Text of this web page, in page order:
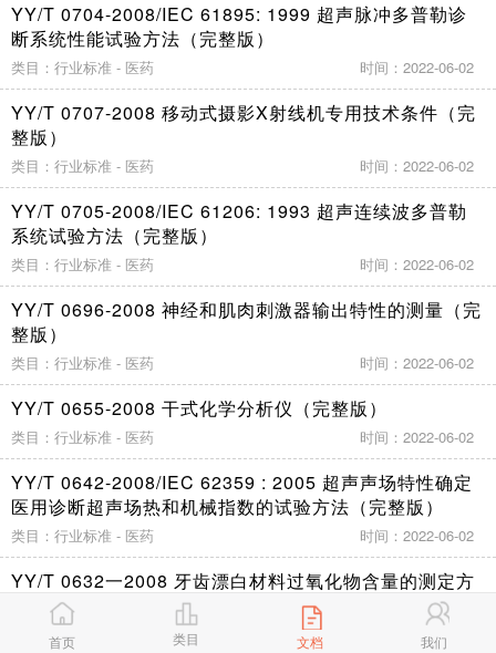
YY/T 0704-2008/IEC 61895: 1999 超声脉冲多普勒诊
断系统性能试验方法（完整版）
类目：行业标准 - 医药 时间：2022-06-02
YY/T 0707-2008 移动式摄影X射线机专用技术条件（完
整版）
类目：行业标准 - 医药 时间：2022-06-02
YY/T 0705-2008/IEC 61206: 1993 超声连续波多普勒
系统试验方法（完整版）
类目：行业标准 - 医药 时间：2022-06-02
YY/T 0696-2008 神经和肌肉刺激器输出特性的测量（完
整版）
类目：行业标准 - 医药 时间：2022-06-02
YY/T 0655-2008 干式化学分析仪（完整版）
类目：行业标准 - 医药 时间：2022-06-02
YY/T 0642-2008/IEC 62359 : 2005 超声声场特性确定
医用诊断超声场热和机械指数的试验方法（完整版）
类目：行业标准 - 医药 时间：2022-06-02
YY/T 0632一2008 牙齿漂白材料过氧化物含量的测定方
法（完整版）
类目：行业标准 - 医药 时间：2022-06-02
首页 类目 文档 我们